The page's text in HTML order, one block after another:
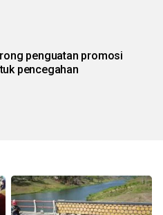
penguatan promosi
pencegahan